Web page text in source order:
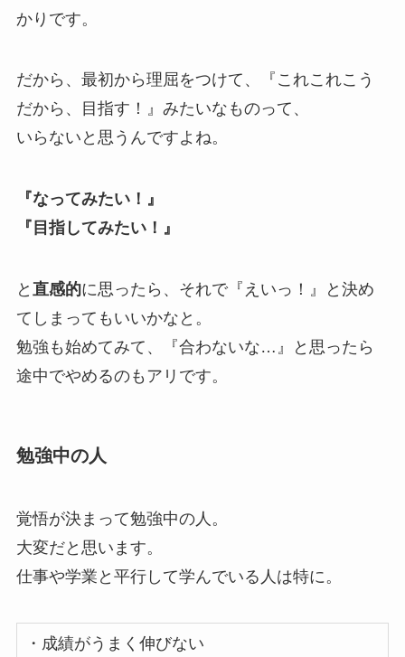
かりです。
だから、最初から理屈をつけて、『これこれこう
だから、目指す！』みたいなものって、
いらないと思うんですよね。
『なってみたい！』
『目指してみたい！』
と 直感的に思ったら、それで『えいっ！』と決め
てしまってもいいかなと。
勉強も始めてみて、『合わないな…』と思ったら
途中でやめるのもアリです。
勉強中の人
覚悟が決まって勉強中の人。
大変だと思います。
仕事や学業と平行して学んでいる人は特に。
・成績がうまく伸びない